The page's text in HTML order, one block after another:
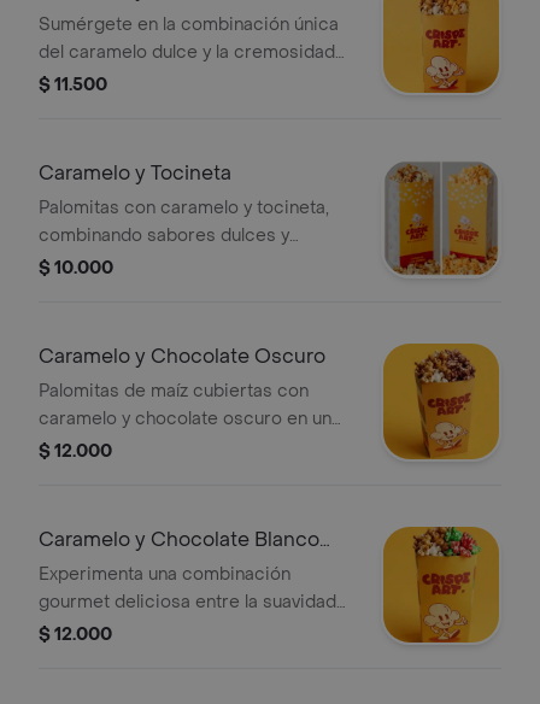
Sumérgete en la combinación única
del caramelo dulce y la cremosidad
del queso cheddar, ofreciendo una
paquete personal.
$ 11.500
Caramelo y Tocineta
Palomitas con caramelo y tocineta,
combinando sabores dulces y
salados.
$ 10.000
Caramelo y Chocolate Oscuro
Palomitas de maíz cubiertas con
caramelo y chocolate oscuro en un
paquete personal.
$ 12.000
Caramelo y Chocolate Blanco
Coloreado
Experimenta una combinación
gourmet deliciosa entre la suavidad
del caramelo y la dulzura pura y
$ 12.000